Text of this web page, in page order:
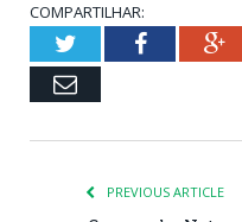
COMPARTILHAR:
TwitterFacebook
Email
PREVIOUS ARTICLE